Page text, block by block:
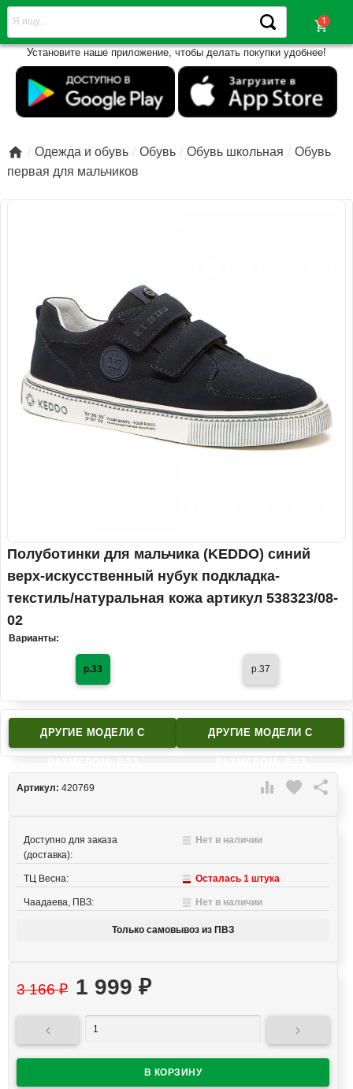
shopping_cart
Установите наше приложение, чтобы делать покупки удобнее!
 Одежда и обувь Обувь Обувь школьная
Обувь
первая для мальчиков
Полуботинки для мальчика (KEDDO) синий
верх-искусственный нубук подкладка-
текстиль/натуральная кожа артикул 538323/08-
02
Варианты:
р.33 р.37
ДРУГИЕ МОДЕЛИ C ДРУГИЕ МОДЕЛИ C
 favorite 
Артикул: 420769
Доступно для заказа
(доставка):
Нет в наличии
ТЦ Весна: Осталась 1 штука
Чаадаева, ПВЗ: Нет в наличии
Только самовывоз из ПВЗ
3 166₽ 1 999 ₽
 